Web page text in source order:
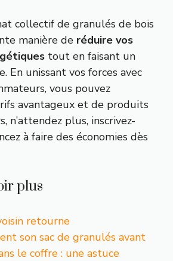
collectif de granulés de bois
manière de réduire vos
tout en faisant un
En unissant vos forces avec
vous pouvez
avantageux et de produits
n’attendez plus, inscrivez-
à faire des économies dès
plus
retourne
son sac de granulés avant
le coffre : une astuce